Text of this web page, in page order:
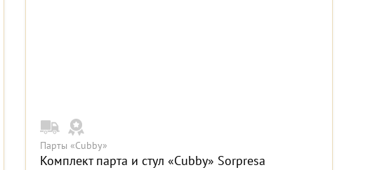
Парты «Cubby»
Комплект парта и стул «Cubby» Sorpresa